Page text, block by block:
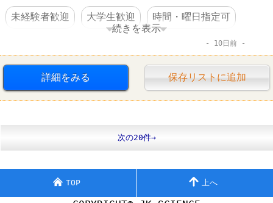
未経験者歓迎 大学生歓迎 時間・曜日指定可
昇給あり 制服あり 社員登用あり 大量募集
その他小売店 なんでも酒や カクヤス
続きを表示
10日前
詳細をみる 保存リストに追加
次の20件→
TOP 上へ